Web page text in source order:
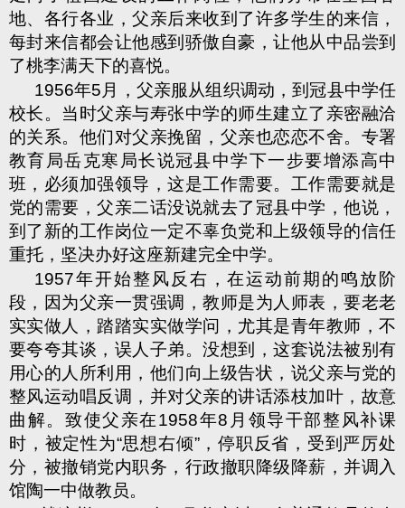
地、各行各业，父亲后来收到了许多学生的来信，
每封来信都会让他感到骄傲自豪，让他从中品尝到
了桃李满天下的喜悦。
1956年5 月，父亲服从组织调动，到冠县中学任
校长。当时父亲与寿张中学的师生建立了亲密融洽
的关系。他们对父亲挽留，父亲也恋恋不舍。专署
教育局岳克寒局长说冠县中学下一步要增添高中
班，必须加强领导，这是工作需要。工作需要就是
党的需要，父亲二话没说就去了冠县中学，他说，
到了新的工作岗位一定不辜负党和上级领导的信任
重托，坚决办好这座新建完全中学。
1957年开始整风反右，在运动前期的鸣放阶
段，因为父亲一贯强调，教师是为人师表，要老老
实实做人，踏踏实实做学问，尤其是青年教师，不
要夸夸其谈，误人子弟。没想到，这套说法被别有
用心的人所利用，他们向上级告状，说父亲与党的
整风运动唱反调，并对父亲的讲话添枝加叶，故意
曲解。致使父亲在1958年8 月领导干部整风补课
时，被定性为“思想右倾”，停职反省，受到严厉处
分，被撤销党内职务，行政撤职降级降薪，并调入
馆陶一中做教员。